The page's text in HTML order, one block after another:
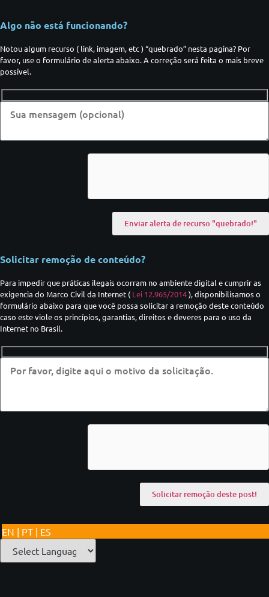
Algo não está funcionando?
Notou algum recurso ( link, imagem, etc ) “quebrado” nesta pagina? Por
favor, use o formulário de alerta abaixo. A correção será feita o mais breve
possível.
Solicitar remoção de conteúdo?
Para impedir que práticas ilegais ocorram no ambiente digital e cumprir as
exigencia do Marco Civil da Internet ( Lei 12.965/2014), disponibilisamos o
formulário abaixo para que você possa solicitar a remoção deste conteúdo
caso este viole os princípios, garantias, direitos e deveres para o uso da
Internet no Brasil.
EN | PT | ES